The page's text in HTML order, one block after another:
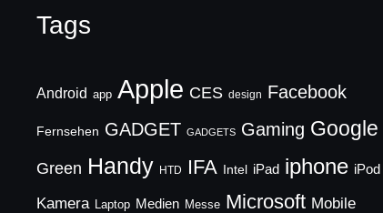
Tags
Android app Apple CES design Facebook
Fernsehen GADGET GADGETS Gaming Google
Green Handy HTD IFA Intel iPad iphone iPod
Kamera Laptop Medien Messe Microsoft Mobile